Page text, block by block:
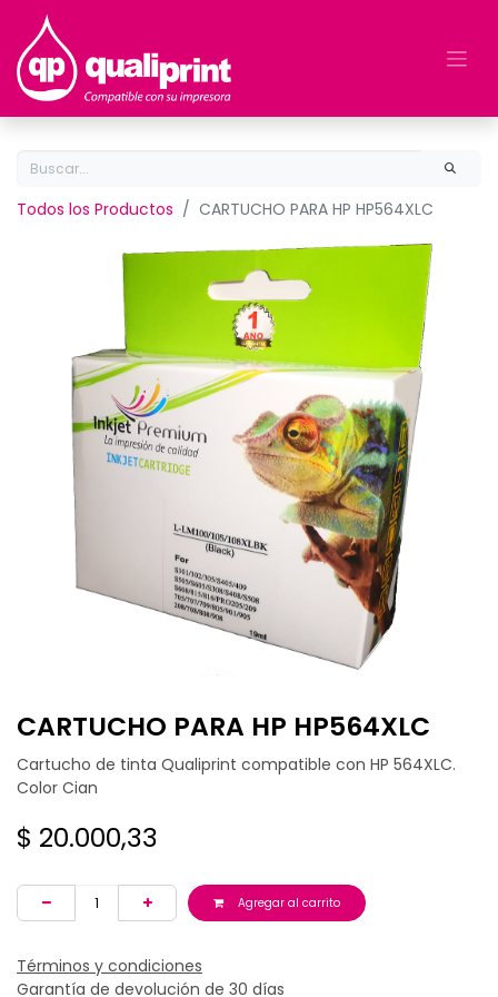
Todos los Productos CARTUCHO PARA HP HP564XLC
CARTUCHO PARA HP HP564XLC
Cartucho de tinta Qualiprint compatible con HP 564XLC.
Color Cian
$ 20.000,33
Agregar al carrito
Términos y condiciones
Garantía de devolución de 30 días